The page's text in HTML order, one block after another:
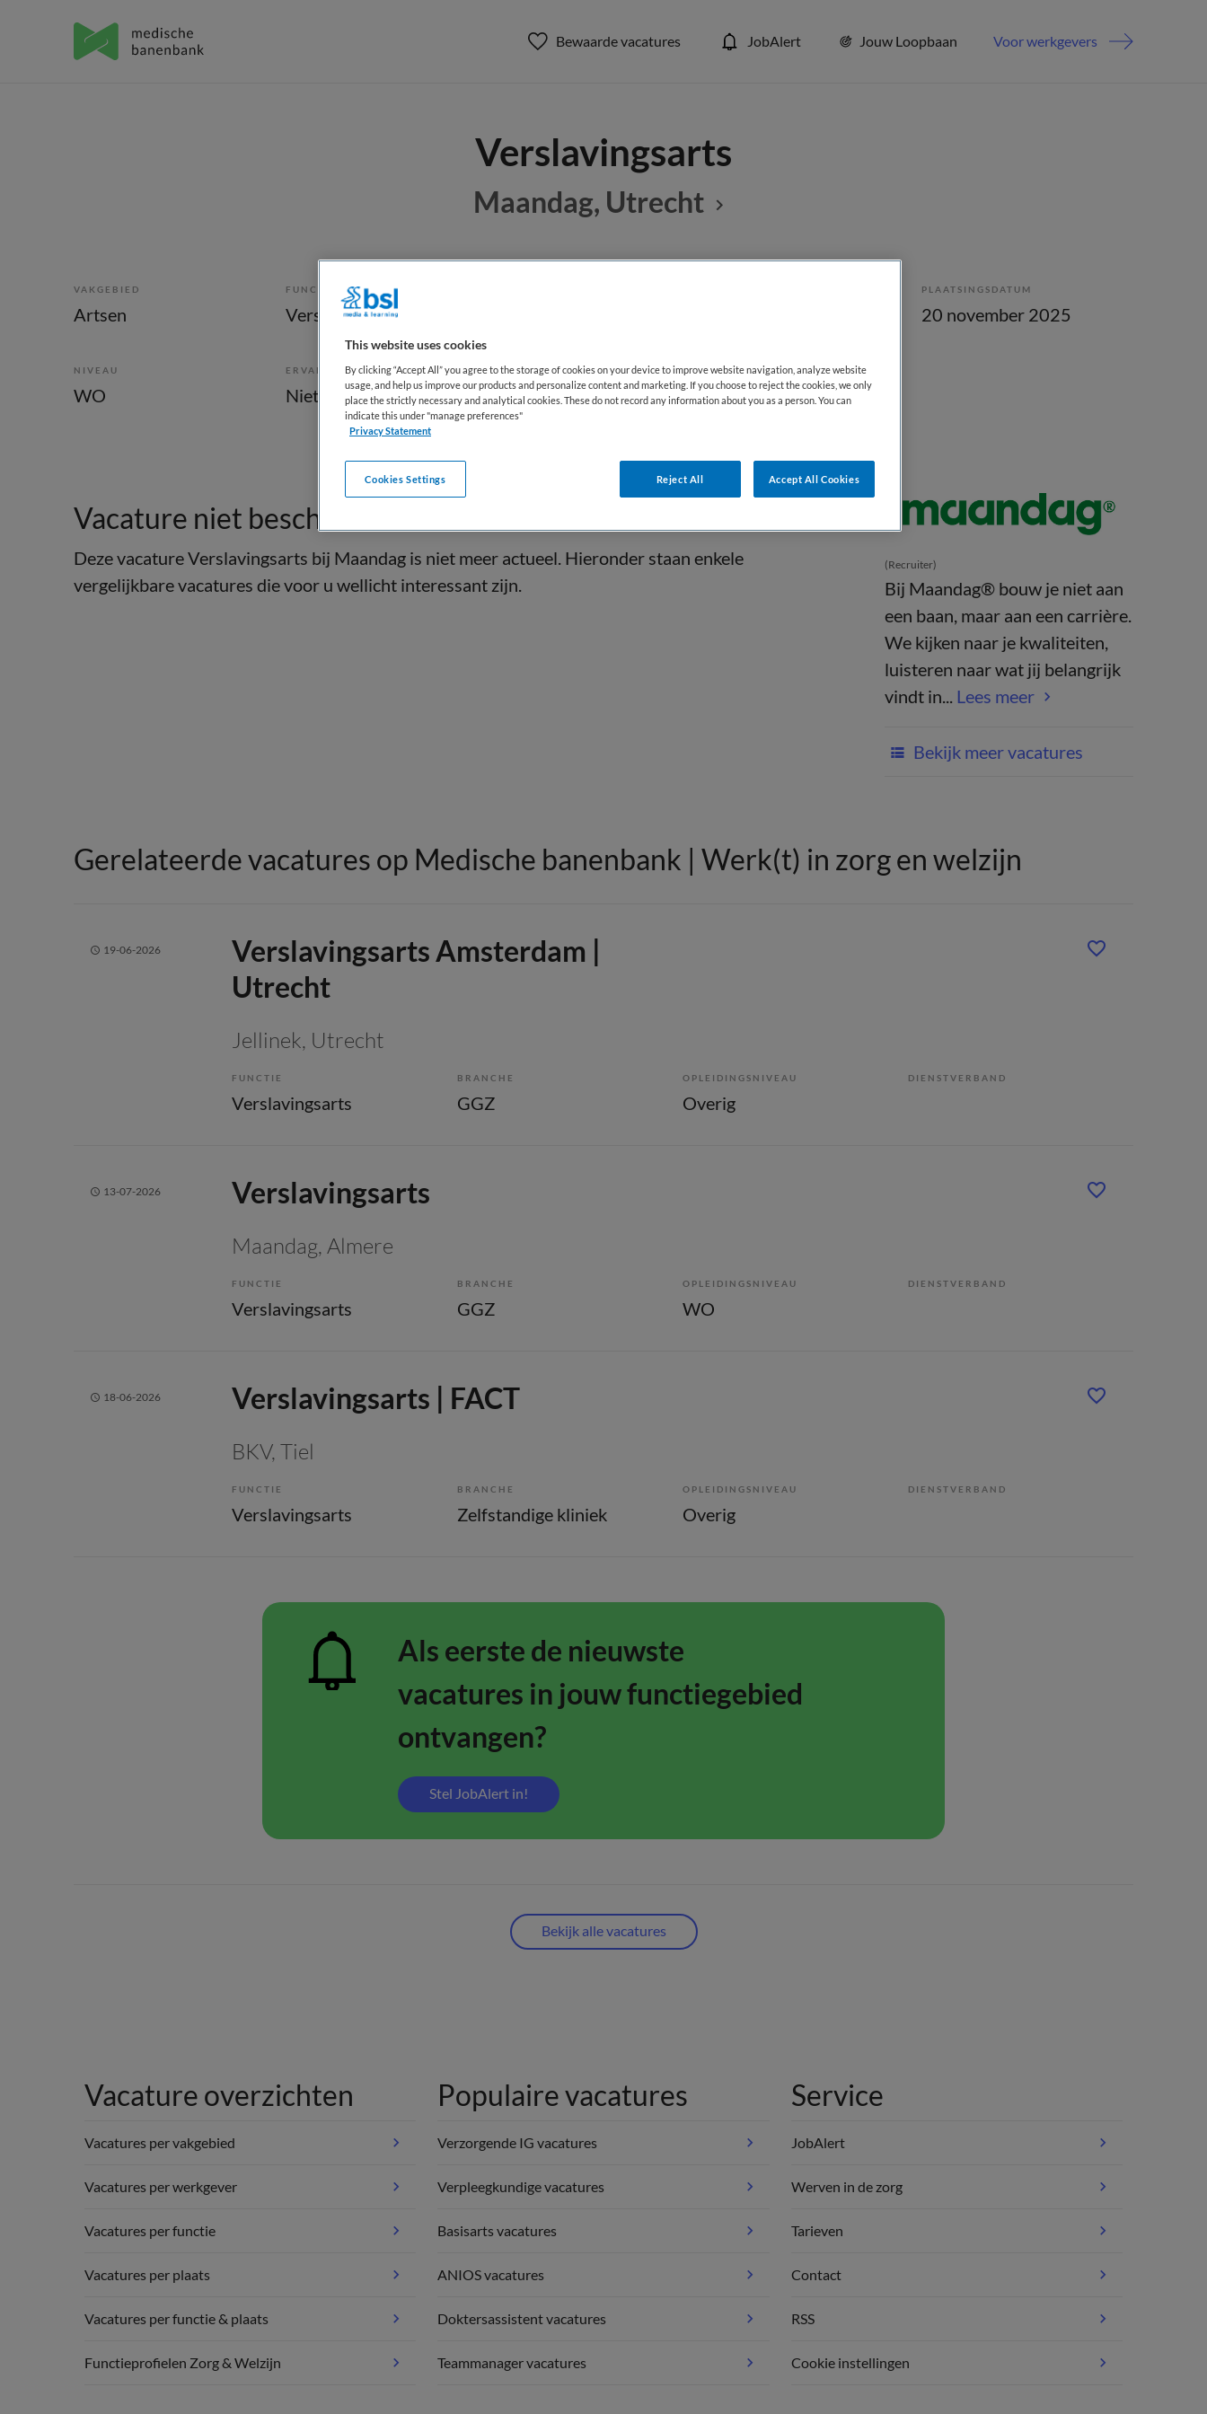
Bewaarde vacatures JobAlert Jouw Loopbaan Voor werkgevers
Verslavingsarts
Maandag, Utrecht
VAKGEBIED
Artsen
FUNCTIE
Verslavingsarts
PLAATSINGSDATUM
20 november 2025
NIVEAU
WO
ERVARING
Niet nader bepaald
DIENSTVERBAND
Niet nader bepaald
Vacature niet beschikbaar
Deze vacature Verslavingsarts bij Maandag is niet meer actueel. Hieronder staan enkele
vergelijkbare vacatures die voor u wellicht interessant zijn.
(Recruiter)
Bij Maandag® bouw je niet aan
een baan, maar aan een carrière.
We kijken naar je kwaliteiten,
luisteren naar wat jij belangrijk
vindt in... Lees meer
Bekijk meer vacatures
Gerelateerde vacatures op Medische banenbank | Werk(t) in zorg en welzijn
19-06-2026
Verslavingsarts Amsterdam |
Utrecht
Jellinek, Utrecht
FUNCTIE
Verslavingsarts
BRANCHE
GGZ
OPLEIDINGSNIVEAU
Overig
DIENSTVERBAND
13-07-2026 Verslavingsarts
Maandag, Almere
FUNCTIE
Verslavingsarts
BRANCHE
GGZ
OPLEIDINGSNIVEAU
WO
DIENSTVERBAND
18-06-2026 Verslavingsarts | FACT
BKV, Tiel
FUNCTIE
Verslavingsarts
BRANCHE
Zelfstandige kliniek
OPLEIDINGSNIVEAU
Overig
DIENSTVERBAND
Als eerste de nieuwste
vacatures in jouw functiegebied
ontvangen?
Stel JobAlert in!
Bekijk alle vacatures
Vacature overzichten
Vacatures per vakgebied
Vacatures per werkgever
Vacatures per functie
Vacatures per plaats
Vacatures per functie & plaats
Functieprofielen Zorg & Welzijn
Populaire vacatures
Verzorgende IG vacatures
Verpleegkundige vacatures
Basisarts vacatures
ANIOS vacatures
Doktersassistent vacatures
Teammanager vacatures
Service
JobAlert
Werven in de zorg
Tarieven
Contact
RSS
Cookie instellingen
This website uses cookies
By clicking “Accept All” you agree to the storage of cookies on your device to improve website navigation, analyze website
usage, and help us improve our products and personalize content and marketing. If you choose to reject the cookies, we only
place the strictly necessary and analytical cookies. These do not record any information about you as a person. You can
indicate this under "manage preferences"
Privacy Statement
Reject All Accept All Cookies
Cookies Settings